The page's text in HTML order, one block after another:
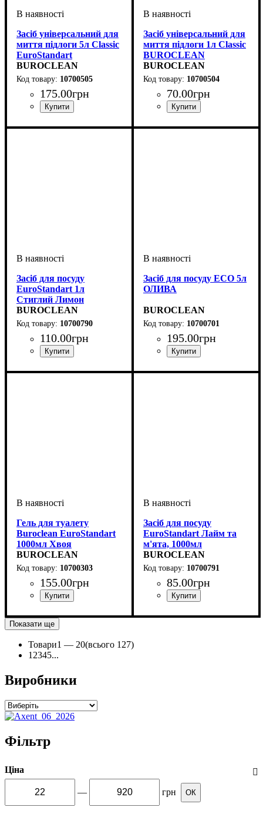
Засіб універсальний для
миття підлоги 5л Classic
EuroStandart
BUROCLEAN
10700505
175.00грн
Засіб універсальний для
миття підлоги 1л Classic
BUROCLEAN
EuroStandart
BUROCLEAN
10700504
70.00грн
Засіб для посуду
EuroStandart 1л
Стиглий Лимон
BUROCLEAN
10700790
110.00грн
Засіб для посуду ECO 5л
ОЛИВА
BUROCLEAN
10700701
195.00грн
Гель для туалету
Buroclean EuroStandart
1000мл Хвоя
BUROCLEAN
10700303
155.00грн
Засіб для посуду
EuroStandart Лайм та
м'ята, 1000мл
BUROCLEAN
10700791
85.00грн
Показати ще
Товари1 — 20(всього 127)
1 2345...
Виробники
Фільтр
Ціна
— грн ОК